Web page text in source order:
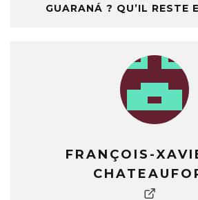
GUARANÁ ? QU’IL RESTE
FRANÇOIS-